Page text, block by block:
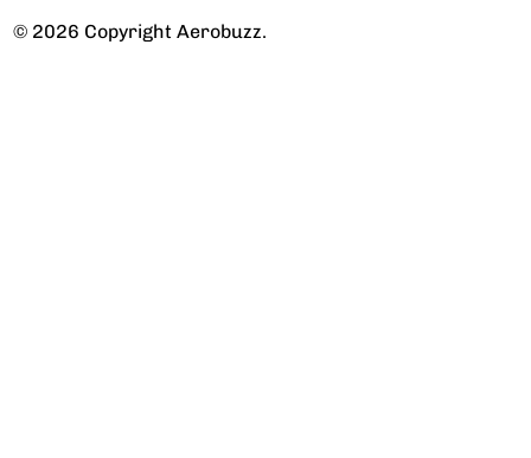
© 2026 Copyright Aerobuzz.